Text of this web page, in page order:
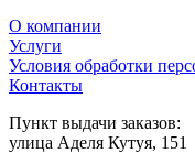
О компании
Услуги
Условия обработки
Контакты
Пункт выдачи заказов:
​улица Аделя Кутуя, 151